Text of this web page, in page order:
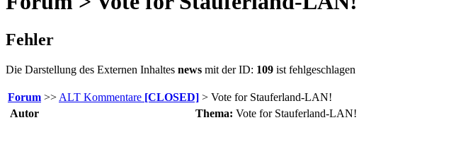
Fehler
Die Darstellung des Externen Inhaltes news mit der ID: 109 ist fehlgeschlagen
Forum >> ALT Kommentare [CLOSED] > Vote for Stauferland-LAN!
Autor
Thema: Vote for Stauferland-LAN!